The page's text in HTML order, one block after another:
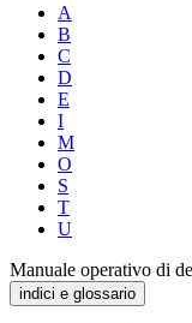
A
B
C
D
E
I
M
O
S
T
U
Manuale operativo di
indici e glossario